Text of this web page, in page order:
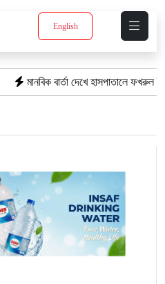
English
বার্তা দেখে হাসপাতালে ফখরুল ইসলাম খান